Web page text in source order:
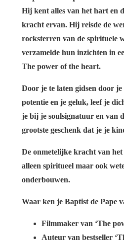
Hij kent alles van het hart en
kracht ervan. Hij reisde de
rocksterren van de spirituele
verzamelde hun inzichten in
The power of the heart.
Door je te laten gidsen door
potentie en je geluk, leef je
je bij je soulsignatuur en van
grootste geschenk dat je je
De onmetelijke kracht van
alleen spiritueel maar ook
onderbouwen.
Waar ken je Baptist de Pape
Filmmaker van ‘The
Auteur van bestseller